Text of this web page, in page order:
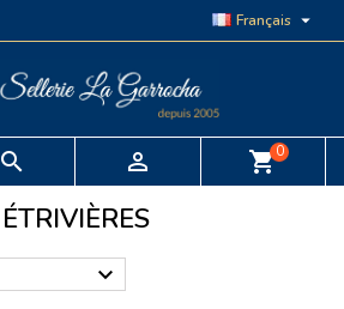
Français 
  shopping_cart0
ÉTRIVIÈRES
